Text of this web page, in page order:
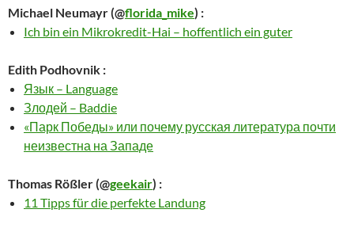
Michael Neumayr(@florida_mike) :
Ich bin ein Mikrokredit-Hai – hoffentlich ein guter
Edith Podhovnik :
Язык – Language
Злодей – Baddie
«Парк Победы» или почему русская литература почти
неизвестна на Западе
Thomas Rößler(@geekair) :
11 Tipps für die perfekte Landung